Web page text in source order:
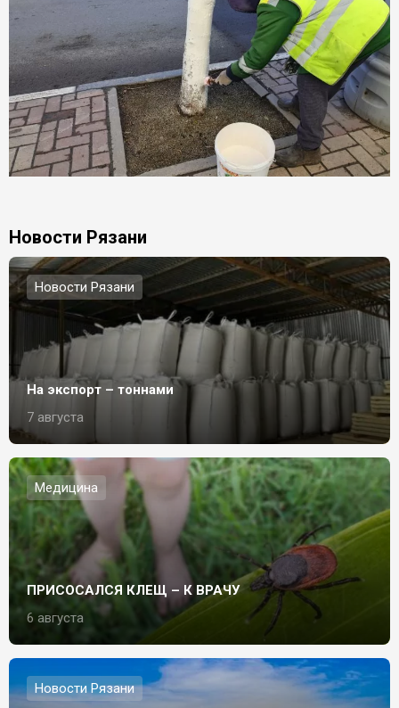
Новости Рязани
Новости Рязани
На экспорт – тоннами
7 августа
Медицина
ПРИСОСАЛСЯ КЛЕЩ – К ВРАЧУ
6 августа
Новости Рязани